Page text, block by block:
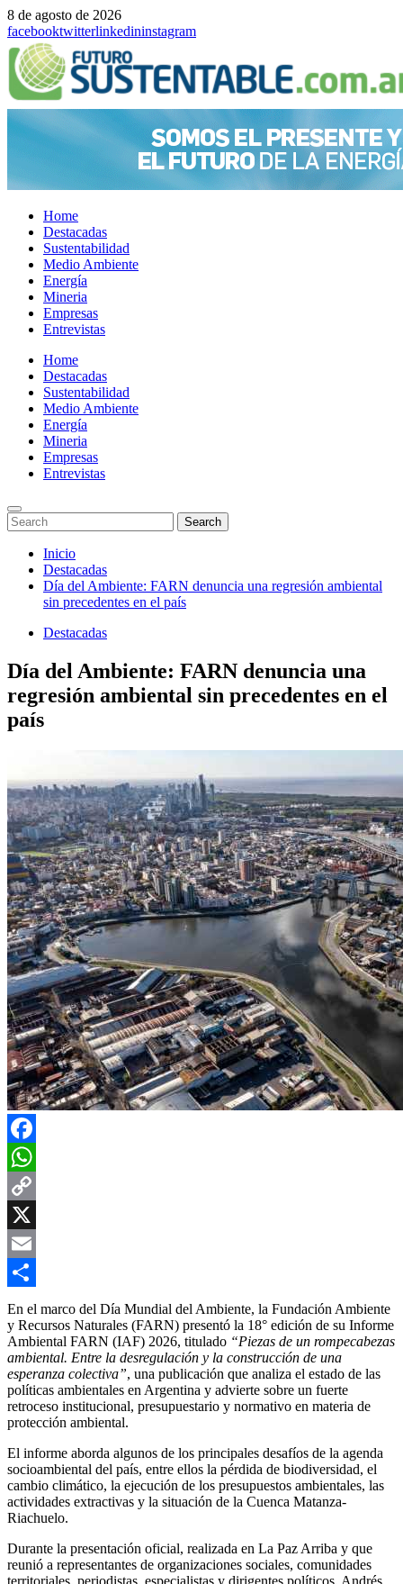
8 de agosto de 2026
facebooktwitterlinkedininstagram
Home
Destacadas
Sustentabilidad
Medio Ambiente
Energía
Mineria
Empresas
Entrevistas
Menu
Home
Destacadas
Sustentabilidad
Medio Ambiente
Energía
Mineria
Empresas
Entrevistas
Enter
Keyword
Search
for:
Search
Search
Saltar
contenido
Inicio
Destacadas
Día del Ambiente: FARN denuncia una regresión ambiental
sin precedentes en el país
Destacadas
Día del Ambiente: FARN denuncia una
regresión ambiental sin precedentes en el
país
Facebook
WhatsApp
Copy
Link
X
Email
Compartir
En el marco del Día Mundial del Ambiente, la Fundación Ambiente
y Recursos Naturales (FARN) presentó la 18° edición de su Informe
Ambiental FARN (IAF) 2026, titulado “Piezas de un rompecabezas
ambiental. Entre la desregulación y la construcción de una
esperanza colectiva”, una publicación que analiza el estado de las
políticas ambientales en Argentina y advierte sobre un fuerte
retroceso institucional, presupuestario y normativo en materia de
protección ambiental.
El informe aborda algunos de los principales desafíos de la agenda
socioambiental del país, entre ellos la pérdida de biodiversidad, el
cambio climático, la ejecución de los presupuestos ambientales, las
actividades extractivas y la situación de la Cuenca Matanza-
Riachuelo.
Durante la presentación oficial, realizada en La Paz Arriba y que
reunió a representantes de organizaciones sociales, comunidades
territoriales, periodistas, especialistas y dirigentes políticos, Andrés